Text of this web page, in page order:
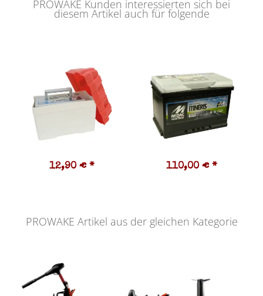
PROWAKE Kunden interessierten sich bei
diesem Artikel auch für folgende
12,90 € * 110,00 € *
PROWAKE Artikel aus der gleichen Kategorie